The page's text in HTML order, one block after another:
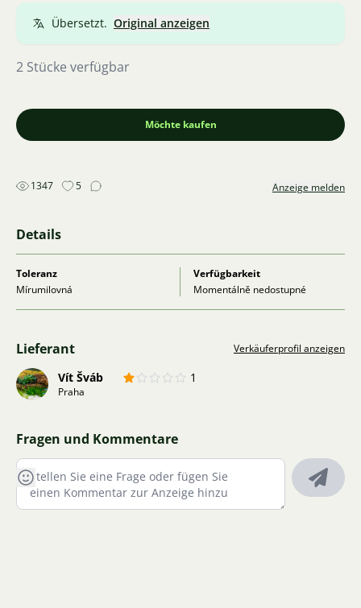
Übersetzt. Original anzeigen
2 Stücke verfügbar
Möchte kaufen
1347 5 Anzeige melden
Details
Toleranz
Mírumilovná
Verfügbarkeit
Momentálně nedostupné
Lieferant Verkäuferprofil anzeigen
Vít Šváb 1
Praha
Fragen und Kommentare